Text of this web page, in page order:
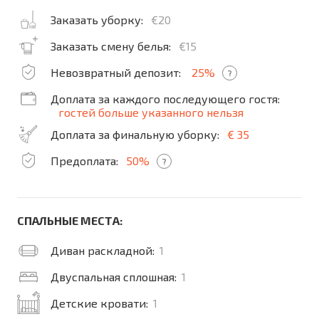
Заказать уборку:
€20
Заказать смену белья:
€15
Невозвратный депозит:
25% ?
Доплата за каждого последующего гостя:
гостей больше указанного нельзя
Доплата за финальную уборку:
€ 35
Предоплата:
50% ?
СПАЛЬНЫЕ МЕСТА:
Диван раскладной: 1
Двуспальная сплошная: 1
Детские кровати: 1